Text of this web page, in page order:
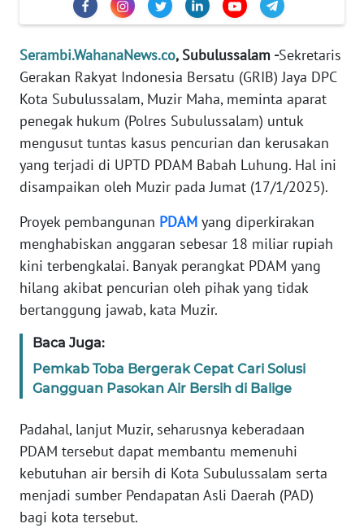
Serambi.WahanaNews.co, Subulussalam -Sekretaris
Gerakan Rakyat Indonesia Bersatu (GRIB) Jaya DPC
Kota Subulussalam, Muzir Maha, meminta aparat
penegak hukum (Polres Subulussalam) untuk
mengusut tuntas kasus pencurian dan kerusakan
yang terjadi di UPTD PDAM Babah Luhung. Hal ini
disampaikan oleh Muzir pada Jumat (17/1/2025).
Proyek pembangunan PDAM yang diperkirakan
menghabiskan anggaran sebesar 18 miliar rupiah
kini terbengkalai. Banyak perangkat PDAM yang
hilang akibat pencurian oleh pihak yang tidak
bertanggung jawab, kata Muzir.
Baca Juga:
Pemkab Toba Bergerak Cepat Cari Solusi
Gangguan Pasokan Air Bersih di Balige
Padahal, lanjut Muzir, seharusnya keberadaan
PDAM tersebut dapat membantu memenuhi
kebutuhan air bersih di Kota Subulussalam serta
menjadi sumber Pendapatan Asli Daerah (PAD)
bagi kota tersebut.
KARIR
DISCLAIMER
Wahana
News
Regional
WN
SUMUT
WN
JAKARTA
JABAR
BANTEN
WN
NTT